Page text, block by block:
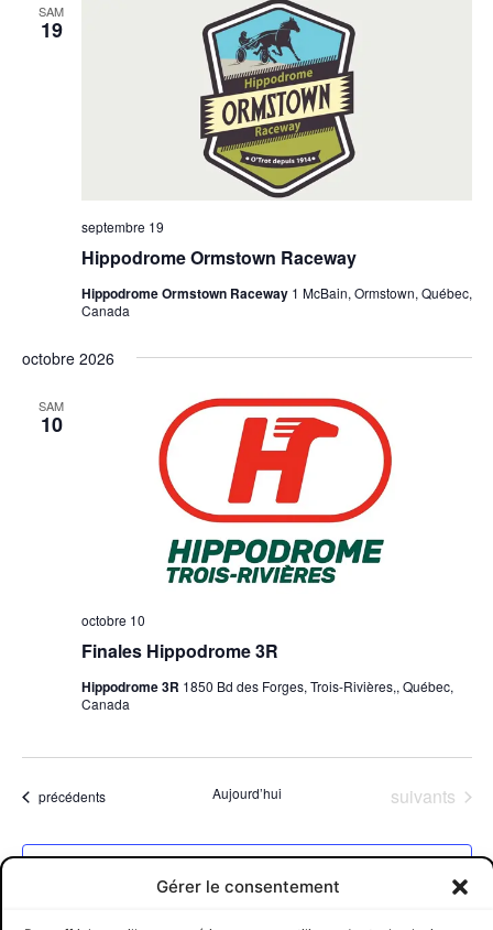
Gérer le consentement
SAM
19
Hippodrome Ormstown Raceway
septembre 19
Hippodrome Ormstown Raceway 1 McBain, Ormstown, Québec,
Canada
octobre 2026
SAM
10
Finales Hippodrome 3R
octobre 10
Hippodrome 3R 1850 Bd des Forges, Trois-Rivières,, Québec,
Canada
Évènements
précédents Aujourd’hui Évènements
suivants